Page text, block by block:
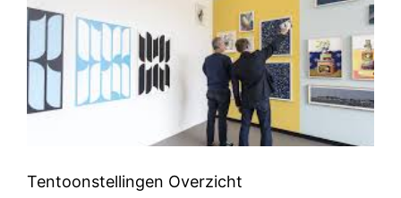
Tentoonstellingen Overzicht